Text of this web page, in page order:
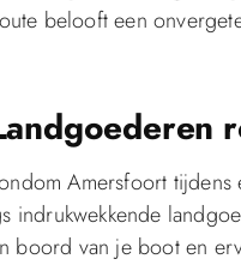
belooft een
Amersfoort
indrukwekkende
boord van je boot en